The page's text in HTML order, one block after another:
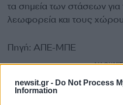
newsit.gr - Do Not Process
Information
τα σημεία των στάσεων
λεωφορεία και τους
Πηγή: ΑΠΕ-ΜΠΕ